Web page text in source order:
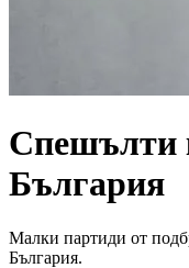
Спешълти
България
Малки партиди от
България.